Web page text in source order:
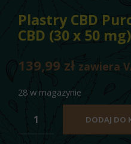
Plastry CBD
CBD (30 x 50
139,99 zł zawiera
28 w magazynie
DODAJ DO